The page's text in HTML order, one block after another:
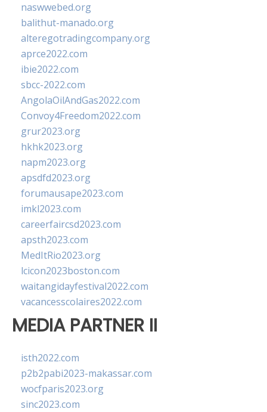
naswwebed.org
balithut-manado.org
alteregotradingcompany.org
aprce2022.com
ibie2022.com
sbcc-2022.com
AngolaOilAndGas2022.com
Convoy4Freedom2022.com
grur2023.org
hkhk2023.org
napm2023.org
apsdfd2023.org
forumausape2023.com
imkl2023.com
careerfaircsd2023.com
apsth2023.com
MedItRio2023.org
lcicon2023boston.com
waitangidayfestival2022.com
vacancesscolaires2022.com
MEDIA PARTNER II
isth2022.com
p2b2pabi2023-makassar.com
wocfparis2023.org
sinc2023.com